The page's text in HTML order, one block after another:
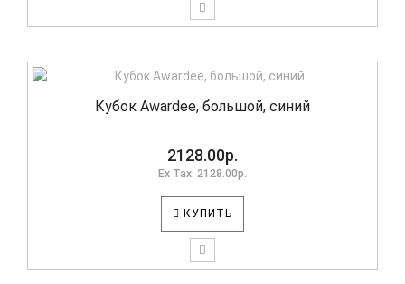
Кубок Awardee, большой, синий
2128.00р.
Ex Tax: 2128.00р.
КУПИТЬ